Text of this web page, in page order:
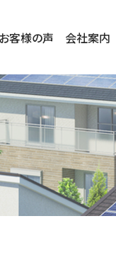
お客様の声 会社案内